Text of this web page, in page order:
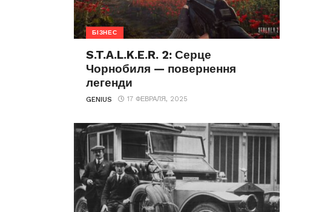
БІЗНЕС
S.T.A.L.K.E.R. 2: Серце
Чорнобиля — повернення
легенди
GENIUS 17 ФЕВРАЛЯ, 2025